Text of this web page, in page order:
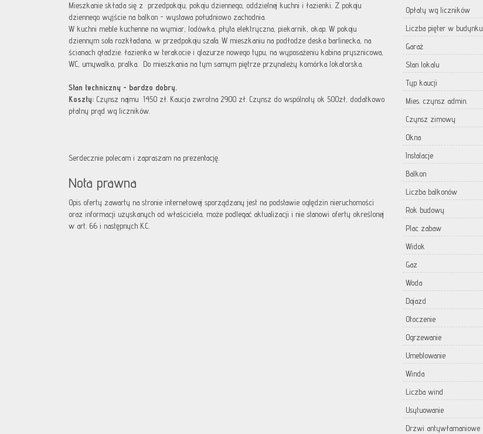
Mieszkanie składa się z przedpokoju, pokoju dziennego, oddzielnej kuchni i łazienki. Z pokoju
dziennego wyjście na balkon - wystawa południowo zachodnia.
W kuchni meble kuchenne na wymiar, lodówka, płyta elektryczna, piekarnik, okap. W pokoju
dziennym sofa rozkładana, w przedpokoju szafa. W mieszkaniu na podłodze deska barlinecka, na
ścianach gładzie. łazienka w terakocie i glazurze nowego typu, na wyposażeniu kabina prysznicowa,
WC, umywalka, pralka. Do mieszkania na tym samym piętrze przynależy komórka lokatorska.
Stan techniczny - bardzo dobry.
Koszty: Czynsz najmu 1450 zł. Kaucja zwrotna 2900 zł. Czynsz do wspólnoty ok 500zł, dodatkowo
płatny prąd wg liczników.
Serdecznie polecam i zapraszam na prezentację.
Nota prawna
Opis oferty zawarty na stronie internetowej sporządzany jest na podstawie oględzin nieruchomości
oraz informacji uzyskanych od właściciela, może podlegać aktualizacji i nie stanowi oferty określonej
w art. 66 i następnych K.C.
Opłaty wg liczników
Liczba pięter w budynku
Garaż
Stan lokalu
Typ kaucji
Mies. czynsz admin.
Czynsz zimowy
Okna
Instalacje
Balkon
Liczba balkonów
Rok budowy
Plac zabaw
Widok
Gaz
Woda
Dojazd
Otoczenie
Ogrzewanie
Umeblowanie
Winda
Liczba wind
Usytuowanie
Drzwi antywłamaniowe